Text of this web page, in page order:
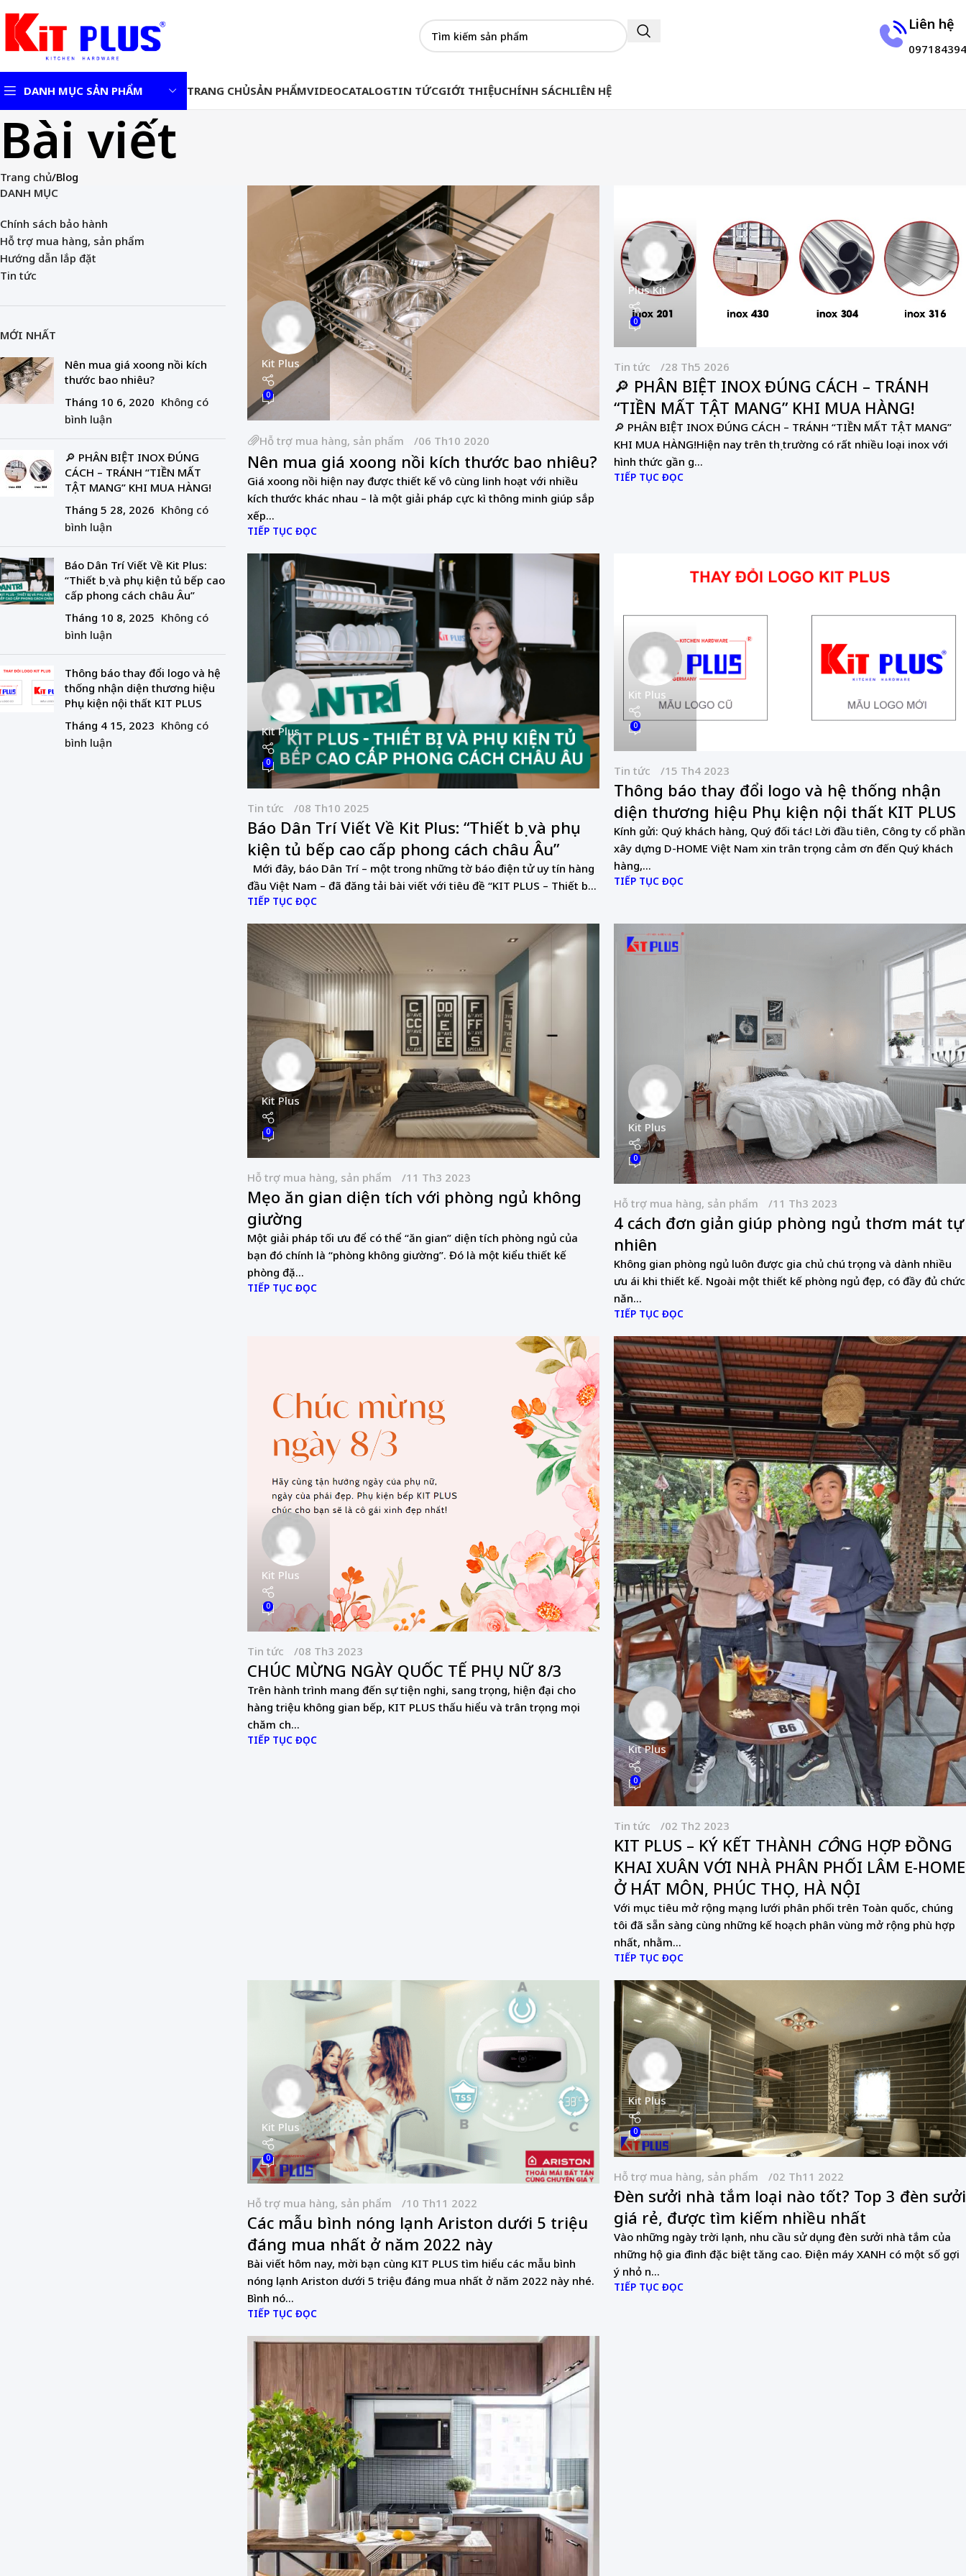
Liên hệ
DANH MỤC SẢN PHẨM
Chậu rửa bát 1 hố kiểu
Nhật
Vòi rửa bát
Vòi rửa bát nóng – lạnh
TRANG CHỦSẢN PHẨMVIDEOCATALOGTIN TỨCGIỚI THIỆUCHÍNH SÁCHLIÊN HỆ
Bài viết
Trang chủ Blog
DANH MỤC
Chính sách bảo hành
Hỗ trợ mua hàng, sản phẩm
Hướng dẫn lắp đặt
Tin tức
MỚI NHẤT
Nên mua giá xoong nồi kích
thước bao nhiêu?
Tháng 10 6, 2020 Không có
bình luận
🔎 PHÂN BIỆT INOX ĐÚNG
CÁCH – TRÁNH “TIỀN MẤT
TẬT MANG” KHI MUA HÀNG!
Tháng 5 28, 2026 Không có
bình luận
Báo Dân Trí Viết Về Kit Plus:
“Thiết bị và phụ kiện tủ bếp cao
cấp phong cách châu Âu”
Tháng 10 8, 2025 Không có
bình luận
Thông báo thay đổi logo và hệ
thống nhận diện thương hiệu
Phụ kiện nội thất KIT PLUS
Tháng 4 15, 2023 Không có
bình luận
Kit Plus
0
Hỗ trợ mua hàng, sản phẩm 06 Th10 2020
Nên mua giá xoong nồi kích thước bao nhiêu?
Giá xoong nồi hiện nay được thiết kế vô cùng linh hoạt với nhiều
kích thước khác nhau – là một giải pháp cực kì thông minh giúp sắp
xếp...
TIẾP TỤC ĐỌC
Plus Kit
0
Tin tức 28 Th5 2026
🔎 PHÂN BIỆT INOX ĐÚNG CÁCH – TRÁNH
“TIỀN MẤT TẬT MANG” KHI MUA HÀNG!
🔎 PHÂN BIỆT INOX ĐÚNG CÁCH – TRÁNH “TIỀN MẤT TẬT MANG”
KHI MUA HÀNG!Hiện nay trên thị trường có rất nhiều loại inox với
hình thức gần g...
TIẾP TỤC ĐỌC
Kit Plus
0
Tin tức 08 Th10 2025
Báo Dân Trí Viết Về Kit Plus: “Thiết bị và phụ
kiện tủ bếp cao cấp phong cách châu Âu”
Mới đây, báo Dân Trí – một trong những tờ báo điện tử uy tín hàng
đầu Việt Nam – đã đăng tải bài viết với tiêu đề “KIT PLUS – Thiết b...
TIẾP TỤC ĐỌC
Kit Plus
0
Tin tức 15 Th4 2023
Thông báo thay đổi logo và hệ thống nhận
diện thương hiệu Phụ kiện nội thất KIT PLUS
Kính gửi: Quý khách hàng, Quý đối tác! Lời đầu tiên, Công ty cổ phần
xây dựng D-HOME Việt Nam xin trân trọng cảm ơn đến Quý khách
hàng,...
TIẾP TỤC ĐỌC
Kit Plus
0
Hỗ trợ mua hàng, sản phẩm 11 Th3 2023
Mẹo ăn gian diện tích với phòng ngủ không
giường
Một giải pháp tối ưu để có thể “ăn gian” diện tích phòng ngủ của
bạn đó chính là “phòng không giường”. Đó là một kiểu thiết kế
phòng đặ...
TIẾP TỤC ĐỌC
Kit Plus
0
Hỗ trợ mua hàng, sản phẩm 11 Th3 2023
4 cách đơn giản giúp phòng ngủ thơm mát tự
nhiên
Không gian phòng ngủ luôn được gia chủ chú trọng và dành nhiều
ưu ái khi thiết kế. Ngoài một thiết kế phòng ngủ đẹp, có đầy đủ chức
năn...
TIẾP TỤC ĐỌC
Kit Plus
0
Tin tức 08 Th3 2023
CHÚC MỪNG NGÀY QUỐC TẾ PHỤ NỮ 8/3
Trên hành trình mang đến sự tiện nghi, sang trọng, hiện đại cho
hàng triệu không gian bếp, KIT PLUS thấu hiểu và trân trọng mọi
chăm ch...
TIẾP TỤC ĐỌC
Kit Plus
0
Tin tức 02 Th2 2023
KIT PLUS – KÝ KẾT THÀNH CÔNG HỢP ĐỒNG
KHAI XUÂN VỚI NHÀ PHÂN PHỐI LÂM E-HOME
Ở HÁT MÔN, PHÚC THỌ, HÀ NỘI
Với mục tiêu mở rộng mạng lưới phân phối trên Toàn quốc, chúng
tôi đã sẵn sàng cùng những kế hoạch phân vùng mở rộng phù hợp
nhất, nhằm...
TIẾP TỤC ĐỌC
Kit Plus
0
Hỗ trợ mua hàng, sản phẩm 10 Th11 2022
Các mẫu bình nóng lạnh Ariston dưới 5 triệu
đáng mua nhất ở năm 2022 này
Bài viết hôm nay, mời bạn cùng KIT PLUS tìm hiểu các mẫu bình
nóng lạnh Ariston dưới 5 triệu đáng mua nhất ở năm 2022 này nhé.
Bình nó...
TIẾP TỤC ĐỌC
Kit Plus
0
Hỗ trợ mua hàng, sản phẩm 02 Th11 2022
Đèn sưởi nhà tắm loại nào tốt? Top 3 đèn sưởi
giá rẻ, được tìm kiếm nhiều nhất
Vào những ngày trời lạnh, nhu cầu sử dụng đèn sưởi nhà tắm của
những hộ gia đình đặc biệt tăng cao. Điện máy XANH có một số gợi
ý nhỏ n...
TIẾP TỤC ĐỌC